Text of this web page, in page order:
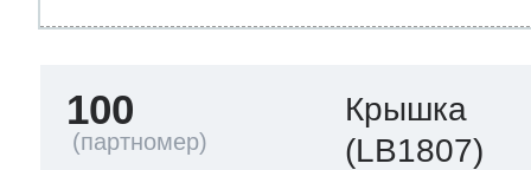
100
Крышка
(LB1807)